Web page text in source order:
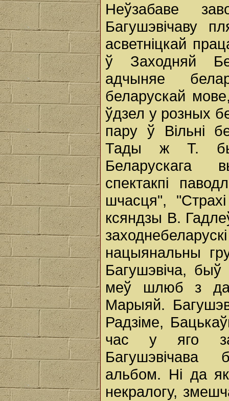
Неўзабаве
Багушэвічаву
асветніцкай
ў Заходняй
адчыняе
беларускай
ўдзел у розных
пару ў Вільні
Тады ж Т. быў
Беларускага
спектакпі
шчасця",
ксяндзы В.
нацыянальны
Багушэвіча,
меў шлюб з
Марыяй.
Радзіме,
час у яго
Багушэвічава
альбом. Ні да
некралогу,